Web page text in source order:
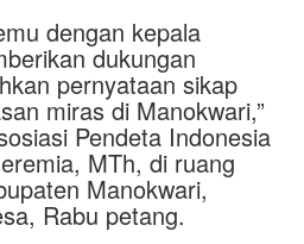
dengan kepala
dukungan
pernyataan sikap
miras di Manokwari,”
Pendeta Indonesia
MTh, di ruang
Manokwari,
Rabu petang.